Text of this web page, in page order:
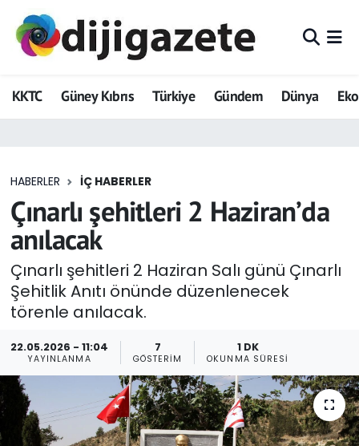
KKTC Güney Kıbrıs Türkiye Gündem Dünya
HABERLER İÇ HABERLER
Çınarlı şehitleri 2 Haziran’da
anılacak
Çınarlı şehitleri 2 Haziran Salı günü Çınarlı
Şehitlik Anıtı önünde düzenlenecek
törenle anılacak.
22.05.2026 - 11:04
YAYINLANMA
7
GÖSTERIM
1 DK
OKUNMA SÜRESI
ADVERTORIAL
Dijigazete
Eğitim
Ekonomi
Foto Galeri
GEZİ
Güncel
KKTC
Hava Durumu
Trafik Durumu
Tüm Manşetler
Son Dakika Haberleri
Haber Arşivi